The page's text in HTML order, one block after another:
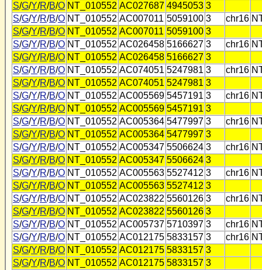
S/G/Y/R/B/O NT_010552 AC027687 4945053 3
S/G/Y/R/B/O NT_010552 AC007011 5059100 3 chr16
S/G/Y/R/B/O NT_010552 AC007011 5059100 3
S/G/Y/R/B/O NT_010552 AC026458 5166627 3 chr16
S/G/Y/R/B/O NT_010552 AC026458 5166627 3
S/G/Y/R/B/O NT_010552 AC074051 5247981 3 chr16
S/G/Y/R/B/O NT_010552 AC074051 5247981 3
S/G/Y/R/B/O NT_010552 AC005569 5457191 3 chr16
S/G/Y/R/B/O NT_010552 AC005569 5457191 3
S/G/Y/R/B/O NT_010552 AC005364 5477997 3 chr16
S/G/Y/R/B/O NT_010552 AC005364 5477997 3
S/G/Y/R/B/O NT_010552 AC005347 5506624 3 chr16
S/G/Y/R/B/O NT_010552 AC005347 5506624 3
S/G/Y/R/B/O NT_010552 AC005563 5527412 3 chr16
S/G/Y/R/B/O NT_010552 AC005563 5527412 3
S/G/Y/R/B/O NT_010552 AC023822 5560126 3 chr16
S/G/Y/R/B/O NT_010552 AC023822 5560126 3
S/G/Y/R/B/O NT_010552 AC005737 5710397 3 chr16
S/G/Y/R/B/O NT_010552 AC012175 5833157 3 chr16
S/G/Y/R/B/O NT_010552 AC012175 5833157 3
S/G/Y/R/B/O NT_010552 AC012175 5833157 3